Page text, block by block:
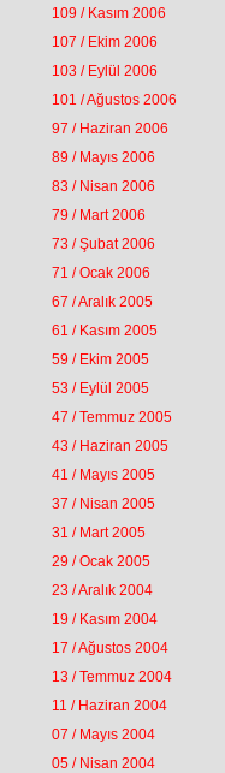
109 / Kasım 2006
107 / Ekim 2006
103 / Eylül 2006
101 / Ağustos 2006
97 / Haziran 2006
89 / Mayıs 2006
83 / Nisan 2006
79 / Mart 2006
73 / Şubat 2006
71 / Ocak 2006
67 / Aralık 2005
61 / Kasım 2005
59 / Ekim 2005
53 / Eylül 2005
47 / Temmuz 2005
43 / Haziran 2005
41 / Mayıs 2005
37 / Nisan 2005
31 / Mart 2005
29 / Ocak 2005
23 / Aralık 2004
19 / Kasım 2004
17 / Ağustos 2004
13 / Temmuz 2004
11 / Haziran 2004
07 / Mayıs 2004
05 / Nisan 2004